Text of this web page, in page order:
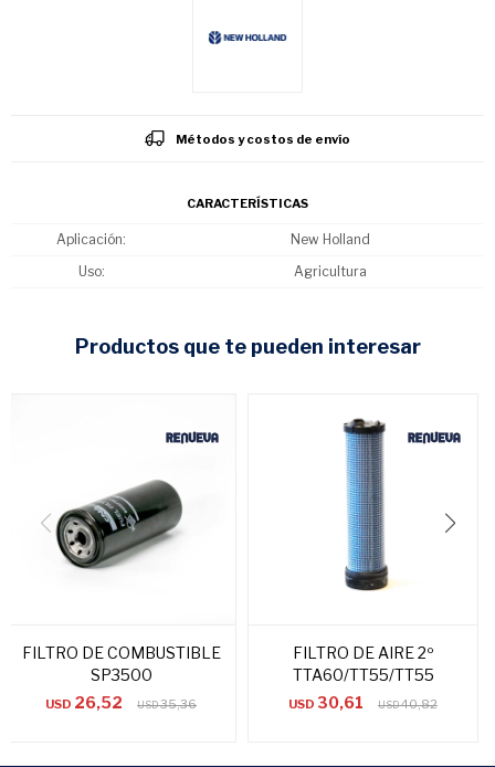
Métodos y costos de envío
CARACTERÍSTICAS
Aplicación
New Holland
Uso
Agricultura
productos que te pueden interesar
FILTRO DE COMBUSTIBLE
SP3500
USD 26,52 USD35,36
FILTRO DE AIRE 2º
TTA60/TT55/TT55
USD 30,61 USD40,82